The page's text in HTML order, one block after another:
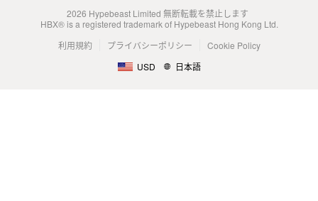
2026 Hypebeast Limited 無断転載を禁止します
HBX® is a registered trademark of Hypebeast Hong Kong Ltd.
利用規約
プライバシーポリシー
Cookie Policy
USD
日本語